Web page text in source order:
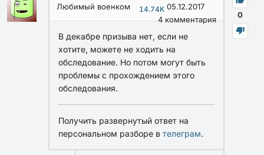
0
Любимый военком 14.74K 05.12.2017
4комментария
В декабре призыва нет, если не
хотите, можете не ходить на
обследование. Но потом могут быть
проблемы с прохождением этого
обследования.
Получить развернутый ответ на
персональном разборе в телеграм.